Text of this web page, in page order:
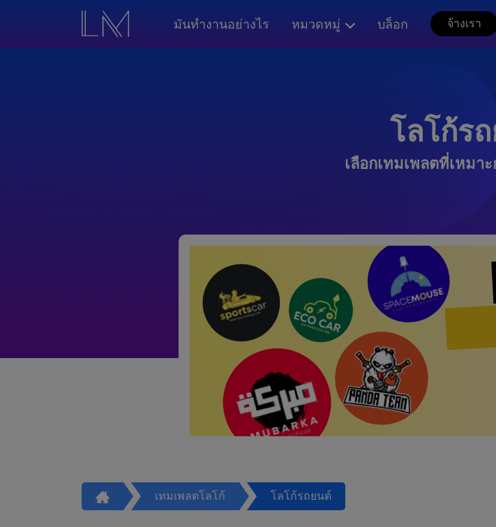
มันทำงานอย่างไร หมวดหมู่ บล็อก จ้างเรา
โลโก้ร
เลือกเทมเพลตที่เหมา
เทมเพลตโลโก้ โลโก้รถยนต์